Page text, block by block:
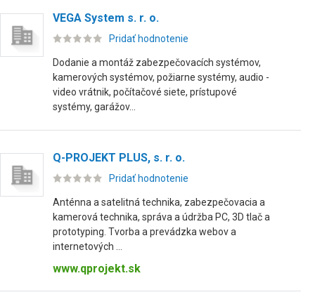
VEGA System s. r. o.
Pridať hodnotenie
Dodanie a montáž zabezpečovacích systémov,
kamerových systémov, požiarne systémy, audio -
video vrátnik, počítačové siete, prístupové
systémy, garážov...
Q-PROJEKT PLUS, s. r. o.
Pridať hodnotenie
Anténna a satelitná technika, zabezpečovacia a
kamerová technika, správa a údržba PC, 3D tlač a
prototyping. Tvorba a prevádzka webov a
internetových ...
www.qprojekt.sk